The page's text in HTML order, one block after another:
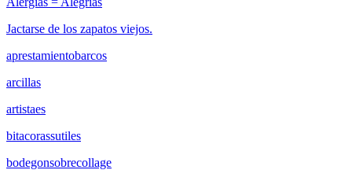
Jactarse de los zapatos viejos.
aprestamientobarcos
arcillas
artistaes
bitacorassutiles
bodegonsobrecollage